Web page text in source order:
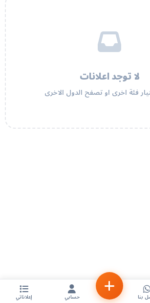
لا توجد اعلانات
فئة اخرى او تصفح الدول الاخرى
بنا حسابي إعلاناتي